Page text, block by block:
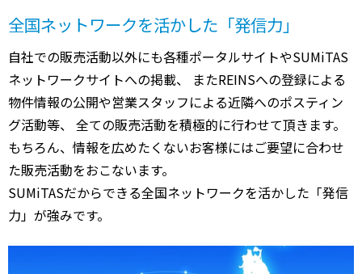
全国ネットワークを活かした「発信力」
自社での販売活動以外にも各種ポータルサイトやSUMiTAS
ネットワークサイトへの掲載、 またREINSへの登録による
物件情報の公開や営業スタッフによる近隣へのポスティン
グ活動等、 全ての販売活動を積極的に行わせて頂きます。
もちろん、情報を広めたくないお客様にはご要望に合わせ
た販売活動をおこないます。
SUMiTASだからできる全国ネットワークを活かした「発信
力」が強みです。